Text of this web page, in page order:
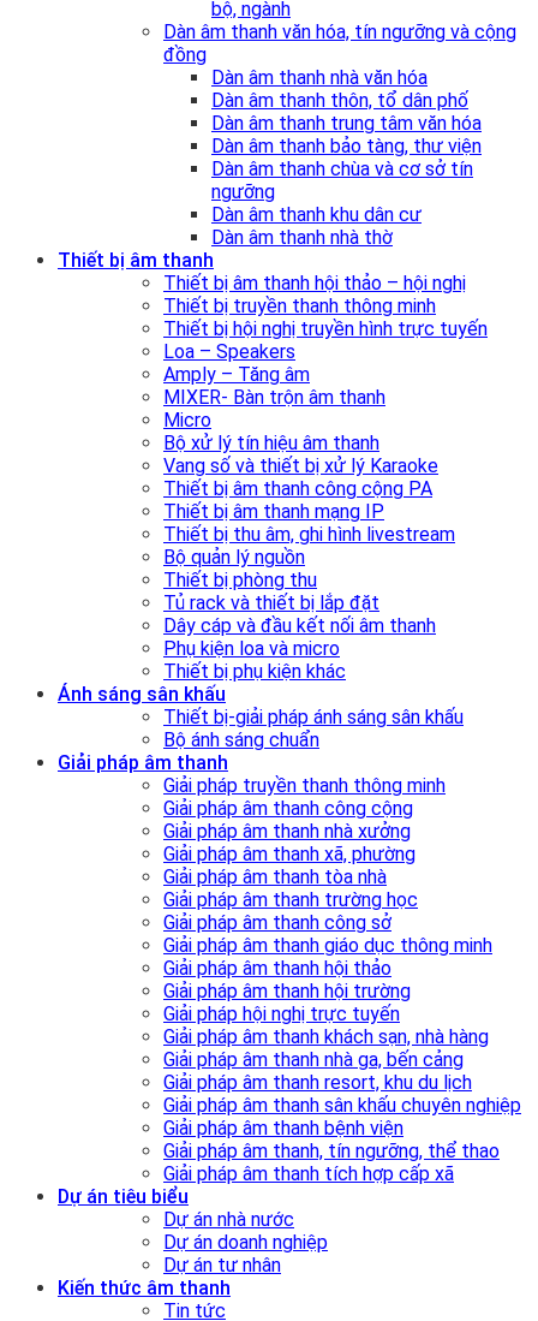
bộ, ngành
Dàn âm thanh văn hóa, tín ngưỡng và cộng
đồng
Dàn âm thanh nhà văn hóa
Dàn âm thanh thôn, tổ dân phố
Dàn âm thanh trung tâm văn hóa
Dàn âm thanh bảo tàng, thư viện
Dàn âm thanh chùa và cơ sở tín
ngưỡng
Dàn âm thanh khu dân cư
Dàn âm thanh nhà thờ
Thiết bị âm thanh
Thiết bị âm thanh hội thảo – hội nghị
Thiết bị truyền thanh thông minh
Thiết bị hội nghị truyền hình trực tuyến
Loa – Speakers
Amply – Tăng âm
MIXER- Bàn trộn âm thanh
Micro
Bộ xử lý tín hiệu âm thanh
Vang số và thiết bị xử lý Karaoke
Thiết bị âm thanh công cộng PA
Thiết bị âm thanh mạng IP
Thiết bị thu âm, ghi hình livestream
Bộ quản lý nguồn
Thiết bị phòng thu
Tủ rack và thiết bị lắp đặt
Dây cáp và đầu kết nối âm thanh
Phụ kiện loa và micro
Thiết bị phụ kiện khác
Ánh sáng sân khấu
Thiết bị-giải pháp ánh sáng sân khấu
Bộ ánh sáng chuẩn
Giải pháp âm thanh
Giải pháp truyền thanh thông minh
Giải pháp âm thanh công cộng
Giải pháp âm thanh nhà xưởng
Giải pháp âm thanh xã, phường
Giải pháp âm thanh tòa nhà
Giải pháp âm thanh trường học
Giải pháp âm thanh công sở
Giải pháp âm thanh giáo dục thông minh
Giải pháp âm thanh hội thảo
Giải pháp âm thanh hội trường
Giải pháp hội nghị trực tuyến
Giải pháp âm thanh khách sạn, nhà hàng
Giải pháp âm thanh nhà ga, bến cảng
Giải pháp âm thanh resort, khu du lịch
Giải pháp âm thanh sân khấu chuyên nghiệp
Giải pháp âm thanh bệnh viện
Giải pháp âm thanh, tín ngưỡng, thể thao
Giải pháp âm thanh tích hợp cấp xã
Dự án tiêu biểu
Dự án nhà nước
Dự án doanh nghiệp
Dự án tư nhân
Kiến thức âm thanh
Tin tức